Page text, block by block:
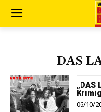
DAS
„DAS
06/10/